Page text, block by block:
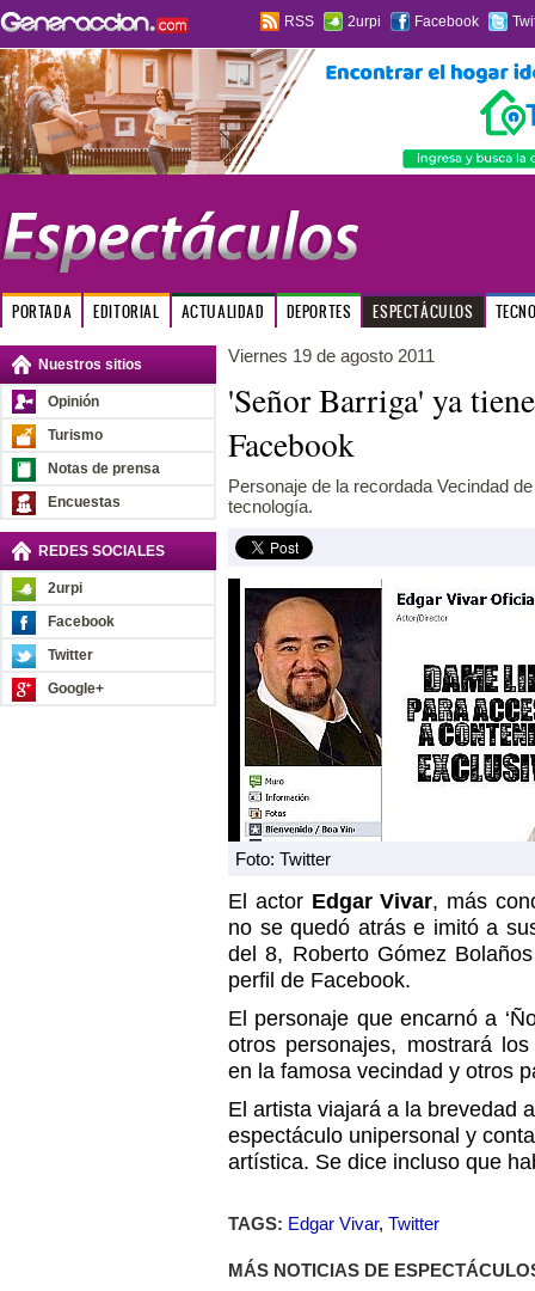
RSS 2urpi Facebook
PORTADA EDITORIAL ACTUALIDAD DEPORTES ESPECTÁCULOS
Nuestros sitios
Opinión
Turismo
Notas de prensa
Encuestas
REDES SOCIALES
2urpi
Facebook
Twitter
Google+
Viernes 19 de agosto 2011
'Señor Barriga' ya
Facebook
Personaje de la recordada Vecindad
tecnología.
Foto: Twitter
El actor Edgar Vivar, más
no se quedó atrás e imitó a
del 8, Roberto Gómez
perfil de Facebook.
El personaje que encarnó a
otros personajes, mostrará
en la famosa vecindad y otros
El artista viajará a la brevedad
espectáculo unipersonal y
artística. Se dice incluso que
TAGS: Edgar Vivar, Twitter
MÁS NOTICIAS DE